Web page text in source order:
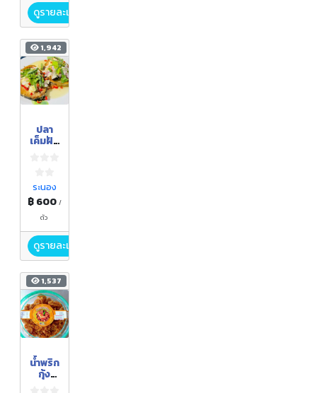
ดูรายละเอียด
1,942
ปลา
เค็มฝัง
ระนอง
฿ 600 /
ตัว
ดูรายละเอียด
1,537
น้ำพริก
กุ้ง